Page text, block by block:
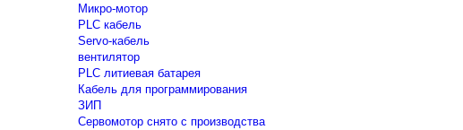
Микро-мотор
PLC кабель
Servo-кабель
вентилятор
PLC литиевая батарея
Кабель для программирования
ЗИП
Сервомотор снято с производства